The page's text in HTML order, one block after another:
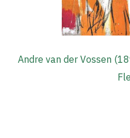
Andre van der Vossen